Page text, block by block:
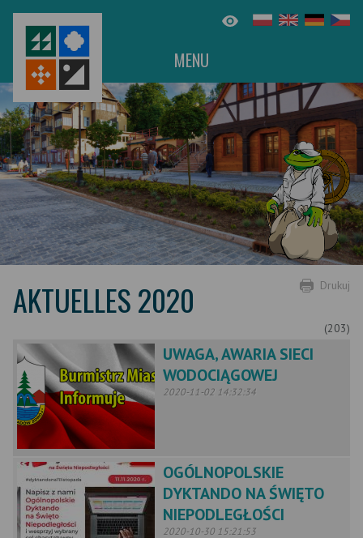
MENU
Drukuj
AKTUELLES 2020
(203)
UWAGA, AWARIA SIECI
WODOCIĄGOWEJ
2020-11-02 14:32:34
OGÓLNOPOLSKIE
DYKTANDO NA ŚWIĘTO
NIEPODLEGŁOŚCI
2020-10-30 15:21:53